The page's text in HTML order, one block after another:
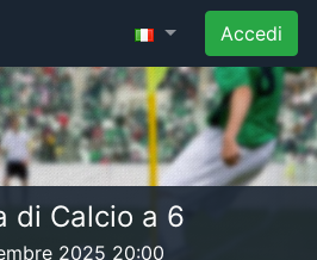
Accedi
di Calcio a 6
2025 20:00